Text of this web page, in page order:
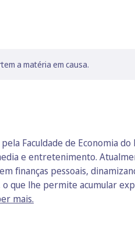
a matéria em causa.
Faculdade de Economia
e entretenimento.
finanças pessoais,
o que lhe permite acumular
mais.